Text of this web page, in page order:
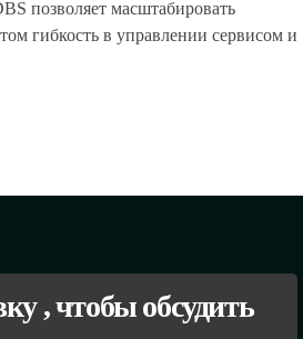
позволяет масштабировать
гибкость в управлении сервисом и
, чтобы обсудить